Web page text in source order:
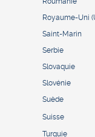
Royaume-Uni
Saint-Marin
Serbie
Slovaquie
Slovénie
Suède
Suisse
Turquie